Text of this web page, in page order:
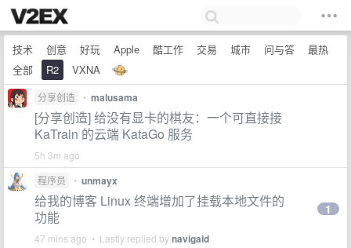
技术 创意 好玩 Apple 酷工作 交易 城市 问与答
最热
全部
R2 VXNA
分享创造 • malusama
[分享创造] 给没有显卡的棋友：一个可直接接
KaTrain 的云端 KataGo 服务
5h 3m ago
程序员
• unmayx
给我的博客 Linux 终端增加了挂载本地文件的
功能
47 mins ago • Lastly replied bynavigaid
1